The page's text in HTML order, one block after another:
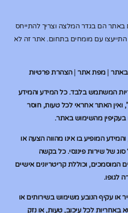
באתר הם בגדר המלצה וצריך להתייחס
עם מומחים בתחום. אתר זה לא
באתר|מפת אתר|הצהרת פרטיות
המשתמש בלבד. כל המידע והמידע
ואין האתר אחראי לכל טעות, חוסר
בעקיפין מהשימוש באתר.
והמידע המופיע בו אינו מהווה הצעה או
של שירות פיננסי. כל בקשה
המוסמכים, וכוללת קריטריונים אישיים
לגופו.
או עקיף הנובע משימוש בשירותים או
באחריות לכל עיכוב, טעות, או נזק